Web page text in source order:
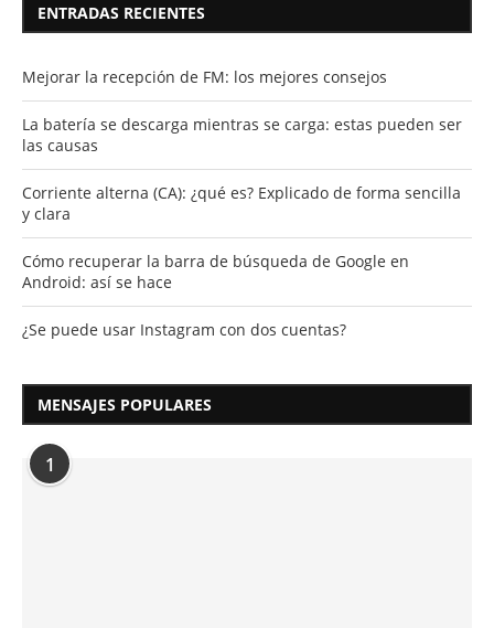
ENTRADAS RECIENTES
Mejorar la recepción de FM: los mejores consejos
La batería se descarga mientras se carga: estas pueden ser
las causas
Corriente alterna (CA): ¿qué es? Explicado de forma sencilla
y clara
Cómo recuperar la barra de búsqueda de Google en
Android: así se hace
¿Se puede usar Instagram con dos cuentas?
MENSAJES POPULARES
1